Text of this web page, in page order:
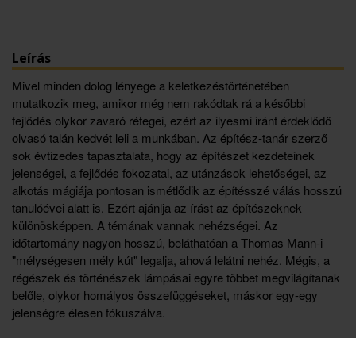
Leírás
Mivel minden dolog lényege a keletkezéstörténetében
mutatkozik meg, amikor még nem rakódtak rá a későbbi
fejlődés olykor zavaró rétegei, ezért az ilyesmi iránt érdeklődő
olvasó talán kedvét leli a munkában. Az építész-tanár szerző
sok évtizedes tapasztalata, hogy az építészet kezdeteinek
jelenségei, a fejlődés fokozatai, az utánzások lehetőségei, az
alkotás mágiája pontosan ismétlődik az építésszé válás hosszú
tanulóévei alatt is. Ezért ajánlja az írást az építészeknek
különösképpen. A témának vannak nehézségei. Az
időtartomány nagyon hosszú, beláthatóan a Thomas Mann-i
"mélységesen mély kút" legalja, ahová lelátni nehéz. Mégis, a
régészek és történészek lámpásai egyre többet megvilágítanak
belőle, olykor homályos összefüggéseket, máskor egy-egy
jelenségre élesen fókuszálva.